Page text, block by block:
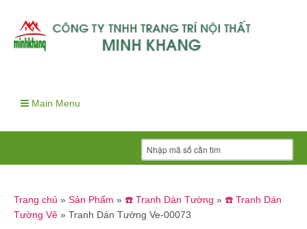
Main Menu
Trang chủ » Sản Phẩm » ☎️ Tranh Dán Tường » ☎️ Tranh Dán
Tường Vẽ » Tranh Dán Tường Ve-00073